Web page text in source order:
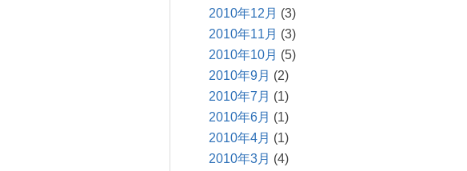
2010年12月 (3)
2010年11月 (3)
2010年10月 (5)
2010年9月 (2)
2010年7月 (1)
2010年6月 (1)
2010年4月 (1)
2010年3月 (4)